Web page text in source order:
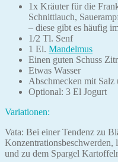
1x Kräuter für die
Schnittlauch,
– diese gibt es häufig
1/2 Tl. Senf
1 El. Mandelmus
Einen guten Schuss
Etwas Wasser
Abschmecken mit Salz
Optional: 3 El Jogurt
Variationen:
Vata: Bei einer Tendenz zu
Konzentrationsbeschwerden,
und zu dem Spargel